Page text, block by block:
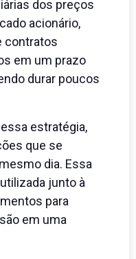
dos preços
acionário,
contratos
em um prazo
durar poucos
estratégia,
que se
dia. Essa
junto à
para
em uma